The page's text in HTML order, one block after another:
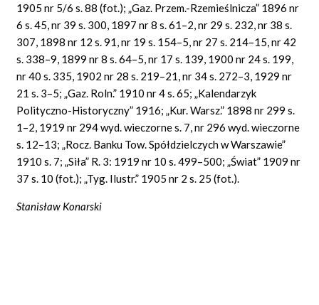
1905 nr 5/6 s. 88 (fot.); „Gaz. Przem.-Rzemieślnicza” 1896 nr
6s.45, nr 39s. 300, 1897 nr 8 s. 61–2, nr 29s. 232, nr 38s.
307, 1898 nr 12 s. 91, nr 19 s. 154–5, nr 27s. 214–15, nr 42
s. 338–9, 1899 nr 8s.64–5, nr 17s. 139, 1900 nr 24 s. 199,
nr40 s. 335, 1902 nr 28 s. 219–21, nr 34s. 272–3, 1929 nr
21 s. 3–5; „Gaz. Roln.” 1910 nr 4 s. 65; „Kalendarzyk
Polityczno-Historyczny” 1916; „Kur. Warsz.” 1898 nr 299 s.
1–2, 1919 nr 294 wyd. wieczorne s. 7, nr 296 wyd. wieczorne
s. 12–13; „Rocz. Banku Tow. Spółdzielczych w Warszawie”
1910 s. 7; „Siła” R. 3: 1919 nr 10 s. 499–500; „Świat” 1909 nr
37 s. 10 (fot.); „Tyg. Ilustr.” 1905 nr 2 s. 25(fot.).
Stanisław Konarski